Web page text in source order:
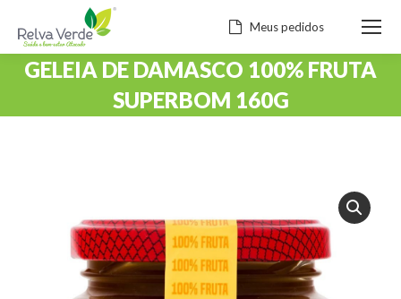
Meus pedidos
GELEIA DE DAMASCO 100% FRUTA
SUPERBOM 160G